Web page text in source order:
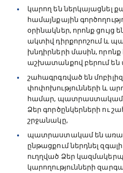
կարող են ներկայացնել
համայնքային
օրինակներ, որոնք ցույց
ակտիվ դիրքորոշում և
խնդիրների մասին,
աշխատանքով բերում են
շահագրգռված են
փոփոխությունների և
համար, պատրաստակամ
Ձեր գործընկերների ու
շրջանակը,
պատրաստակամ են
ընթացքում ներդնել
ուղղված Ձեր
կարողությունների